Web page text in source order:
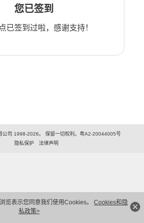
览表示您同意我们使用Cookies。 Cookies和隐
私政策>
您已签到
已签到过啦，感谢支持！
公司 1998-2026。 保留一切权利。粤A2-20044005号
隐私保护
法律声明